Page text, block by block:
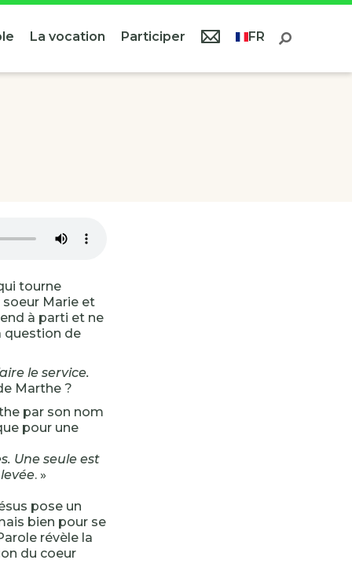
La vocation Participer FR
tourne
soeur Marie et
à parti et ne
question de
le service.
Marthe ?
par son nom
pour une
Une seule est
. »
pose un
bien pour se
révèle la
du coeur